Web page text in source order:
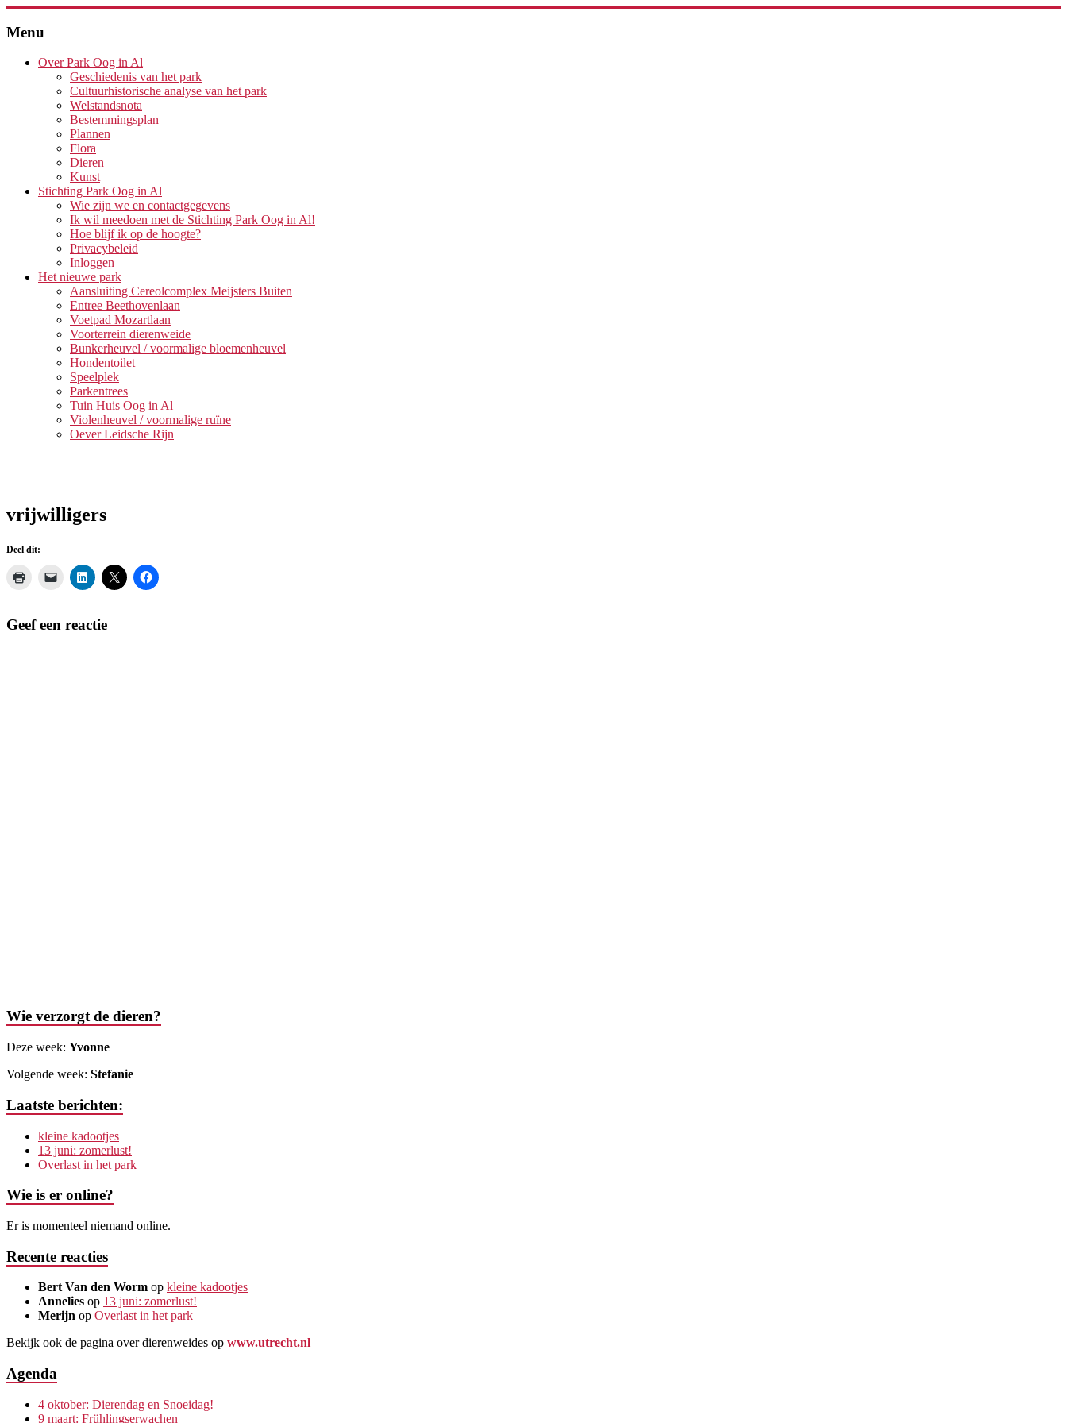
Menu
Over Park Oog in Al
Geschiedenis van het park
Cultuurhistorische analyse van het park
Welstandsnota
Bestemmingsplan
Plannen
Flora
Dieren
Kunst
Stichting Park Oog in Al
Wie zijn we en contactgegevens
Ik wil meedoen met de Stichting Park Oog in Al!
Hoe blijf ik op de hoogte?
Privacybeleid
Inloggen
Het nieuwe park
Aansluiting Cereolcomplex Meijsters Buiten
Entree Beethovenlaan
Voetpad Mozartlaan
Voorterrein dierenweide
Bunkerheuvel / voormalige bloemenheuvel
Hondentoilet
Speelplek
Parkentrees
Tuin Huis Oog in Al
Violenheuvel / voormalige ruïne
Oever Leidsche Rijn
vrijwilligers
Deel dit:
Geef een reactie
Wie verzorgt de dieren?
Deze week: Yvonne
Volgende week: Stefanie
Laatste berichten:
kleine kadootjes
13 juni: zomerlust!
Overlast in het park
Wie is er online?
Er is momenteel niemand online.
Recente reacties
Bert Van den Worm op kleine kadootjes
Annelies op 13 juni: zomerlust!
Merijn op Overlast in het park
Bekijk ook de pagina over dierenweides op www.utrecht.nl
Agenda
4 oktober: Dierendag en Snoeidag!
9 maart: Frühlingserwachen